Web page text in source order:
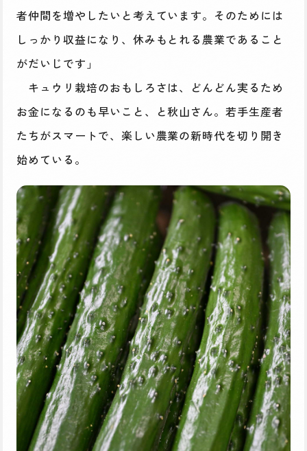
者仲間を増やしたいと考えています。そのためには
しっかり収益になり、休みもとれる農業であること
がだいじです」
キュウリ栽培のおもしろさは、どんどん実るため
お金になるのも早いこと、と秋山さん。若手生産者
たちがスマートで、楽しい農業の新時代を切り開き
始めている。